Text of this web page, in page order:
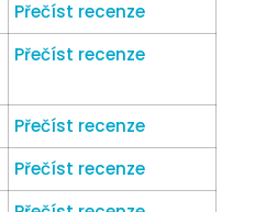
Přečíst recenze
Přečíst recenze
Přečíst recenze
Přečíst recenze